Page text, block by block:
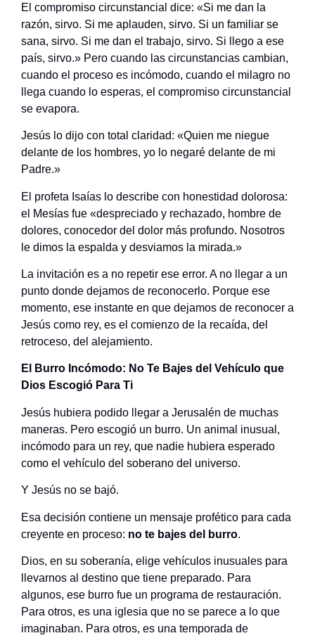
El compromiso circunstancial dice: «Si me dan la
razón, sirvo. Si me aplauden, sirvo. Si un familiar se
sana, sirvo. Si me dan el trabajo, sirvo. Si llego a ese
país, sirvo.» Pero cuando las circunstancias cambian,
cuando el proceso es incómodo, cuando el milagro no
llega cuando lo esperas, el compromiso circunstancial
se evapora.
Jesús lo dijo con total claridad: «Quien me niegue
delante de los hombres, yo lo negaré delante de mi
Padre.»
El profeta Isaías lo describe con honestidad dolorosa:
el Mesías fue «despreciado y rechazado, hombre de
dolores, conocedor del dolor más profundo. Nosotros
le dimos la espalda y desviamos la mirada.»
La invitación es a no repetir ese error. A no llegar a un
punto donde dejamos de reconocerlo. Porque ese
momento, ese instante en que dejamos de reconocer a
Jesús como rey, es el comienzo de la recaída, del
retroceso, del alejamiento.
El Burro Incómodo: No Te Bajes del Vehículo que
Dios Escogió Para Ti
Jesús hubiera podido llegar a Jerusalén de muchas
maneras. Pero escogió un burro. Un animal inusual,
incómodo para un rey, que nadie hubiera esperado
como el vehículo del soberano del universo.
Y Jesús no se bajó.
Esa decisión contiene un mensaje profético para cada
creyente en proceso: no te bajes del burro.
Dios, en su soberanía, elige vehículos inusuales para
llevarnos al destino que tiene preparado. Para
algunos, ese burro fue un programa de restauración.
Para otros, es una iglesia que no se parece a lo que
imaginaban. Para otros, es una temporada de